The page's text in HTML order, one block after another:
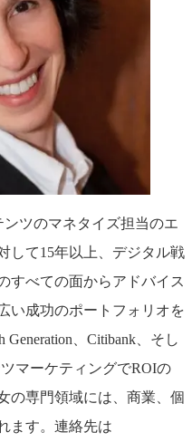
ンツのマネタイズ担当のエ
して15年以上、デジタル戦
すべての面からアドバイス
い成功のポートフォリオを
Generation、Citibank、そし
マーケティングでROIの
の専門領域には、商業、個
ます。連絡先は